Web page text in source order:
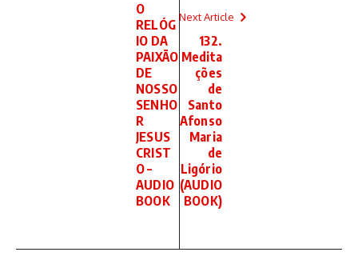
O
RELÓG
IO DA
PAIXÃO
DE
NOSSO
SENHO
R
JESUS
CRIST
O –
AUDIO
BOOK
Next Article
132.
Medita
ções
de
Santo
Afonso
Maria
de
Ligório
(AUDIO
BOOK)